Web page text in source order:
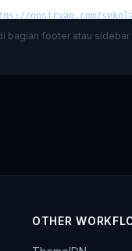
bagian footer atau
OTHER